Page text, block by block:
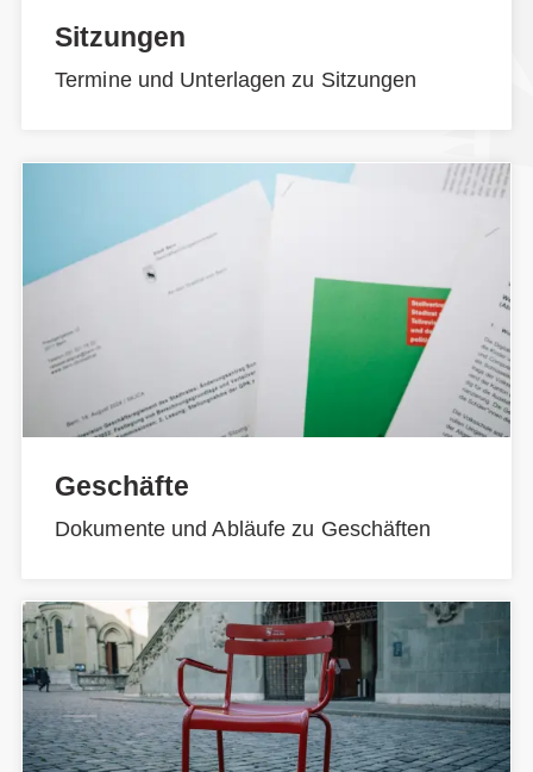
Sitzungen
Termine und Unterlagen zu Sitzungen
Geschäfte
Dokumente und Abläufe zu Geschäften